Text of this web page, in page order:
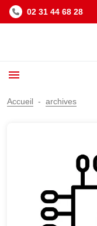
02 31 44 68 28
Accueil archives